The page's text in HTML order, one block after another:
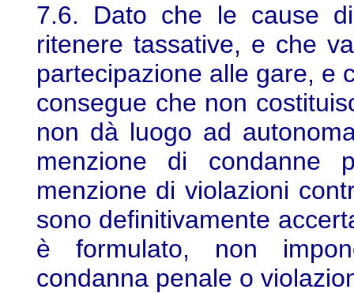
7.6. Dato che le cause
ritenere tassative, e che
partecipazione alle gare, e
consegue che non
non dà luogo ad
menzione di
menzione di violazioni
sono definitivamente
è formulato, non
condanna penale o